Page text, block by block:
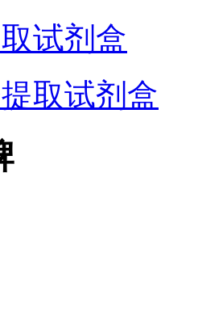
试剂盒
取试剂盒